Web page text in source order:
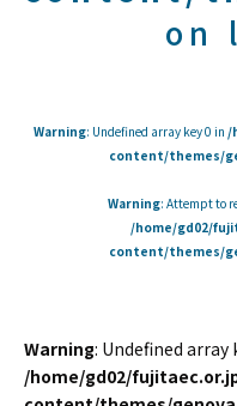
on
Warning: Undefined array key 0 in /
content/themes/
Warning: Attempt to
/home/gd02/
content/themes/
Warning: Undefined array
/home/gd02/